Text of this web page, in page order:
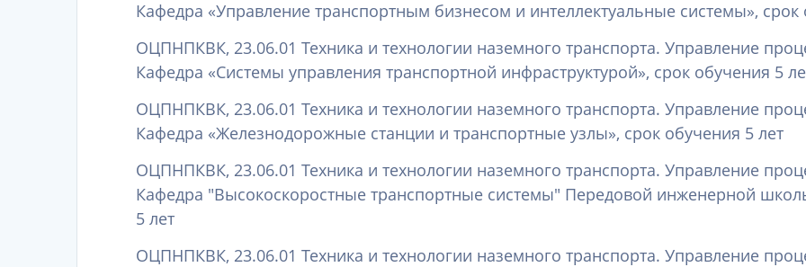
Кафедра «Управление транспортным бизнесом и интеллектуальные системы», срок
ОЦПНПКВК, 23.06.01 Техника и технологии наземного транспорта. Управление
Кафедра «Системы управления транспортной инфраструктурой», срок обучения 5
ОЦПНПКВК, 23.06.01 Техника и технологии наземного транспорта. Управление
Кафедра «Железнодорожные станции и транспортные узлы», срок обучения 5 лет
ОЦПНПКВК, 23.06.01 Техника и технологии наземного транспорта. Управление
Кафедра "Высокоскоростные транспортные системы" Передовой инженерной
5 лет
ОЦПНПКВК, 23.06.01 Техника и технологии наземного транспорта. Управление